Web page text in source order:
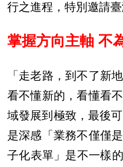
行之進程，特別邀請
掌握方向主軸 不
「走老路，到不了新
看不懂新的，看懂看
域發展到極致，最後
是深感「業務不僅僅
子化表單」是不一樣